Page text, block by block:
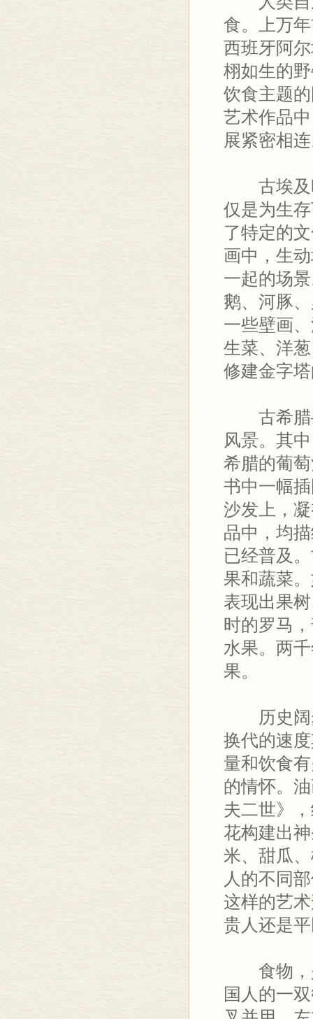
食。上万
西班牙阿
栩如生的
饮食主题
艺术作品
展紧密相
古埃及时
仅是为生
了特定的
画中，生
一起的场
鹅、河豚
一些壁画
生菜、洋
修建金字
古希腊—
风景。其
希腊的葡
书中一幅
沙发上，
品中，均
已经普及
果和蔬菜
表现出果
时的罗马
水果。两
果。
历史阔步
换代的速
量和饮食
的情怀。
夫二世》
花构建出
米、甜瓜
人的不同
这样的艺
贵人还是
食物，是
国人的一